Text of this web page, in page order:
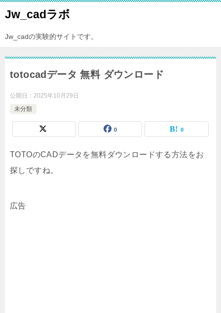
Jw_cadラボ
Jw_cadの実験的サイトです。
totocadデータ 無料 ダウンロード
公開日： 2025年10月29日
未分類
0 0
TOTOのCADデータを無料ダウンロードする方法をお
探しですね。
広告